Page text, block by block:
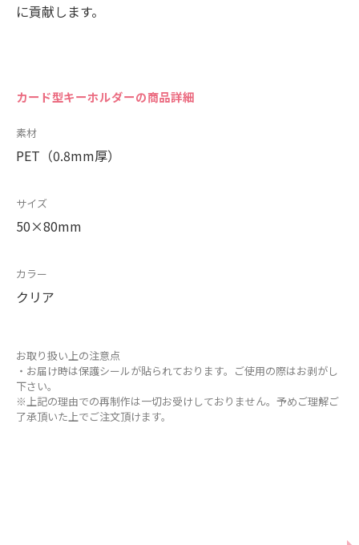
に貢献します。
カード型キーホルダーの商品詳細
素材
PET（0.8mm厚）
サイズ
50×80mm
カラー
クリア
お取り扱い上の注意点
・お届け時は保護シールが貼られております。ご使用の際はお剥がし
下さい。
※上記の理由での再制作は一切お受けしておりません。予めご理解ご
了承頂いた上でご注文頂けます。